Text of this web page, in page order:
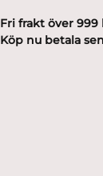
Fri frakt över 999
Köp nu betala